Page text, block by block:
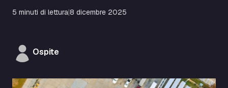
5 minuti di lettura|8 dicembre 2025
Ospite